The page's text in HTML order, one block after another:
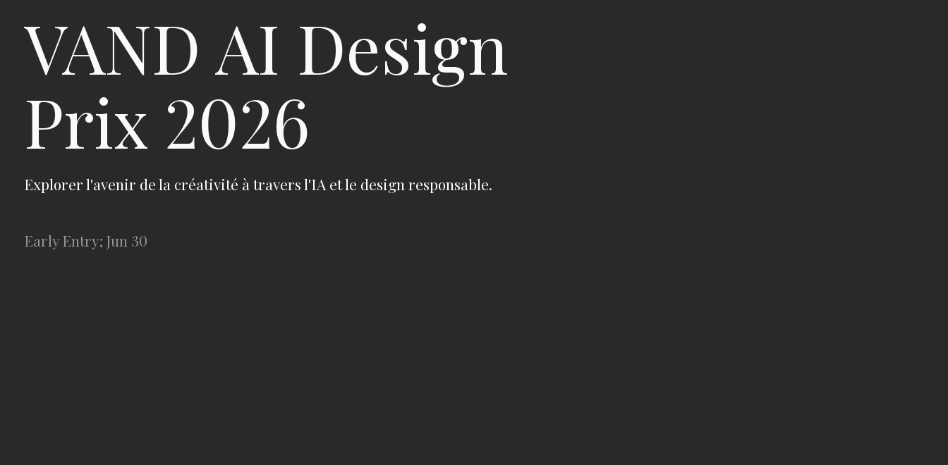
VAND AI Design
Prix 2026
Explorer l'avenir de la créativité à travers l'IA et le design responsable.
Early Entry; Jun 30